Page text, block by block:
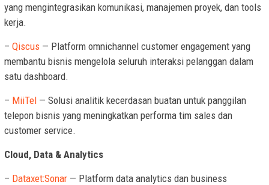
yang mengintegrasikan komunikasi, manajemen proyek, dan tools
kerja.
– Qiscus — Platform omnichannel customer engagement yang
membantu bisnis mengelola seluruh interaksi pelanggan dalam
satu dashboard.
– MiiTel — Solusi analitik kecerdasan buatan untuk panggilan
telepon bisnis yang meningkatkan performa tim sales dan
customer service.
Cloud, Data & Analytics
– Dataxet:Sonar — Platform data analytics dan business